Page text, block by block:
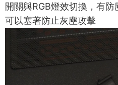
開關與RGB燈效切換，有
可以塞著防止灰塵攻擊